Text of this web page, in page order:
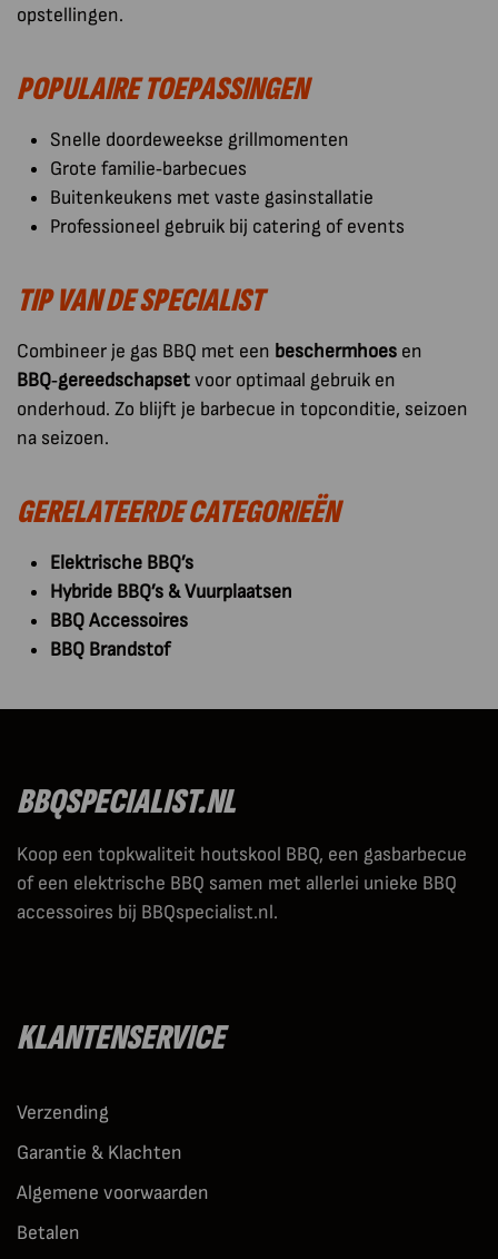
opstellingen.
POPULAIRE TOEPASSINGEN
Snelle doordeweekse grillmomenten
Grote familie‑barbecues
Buitenkeukens met vaste gasinstallatie
Professioneel gebruik bij catering of events
TIP VAN DE SPECIALIST
Combineer je gas BBQ met een beschermhoes en
BBQ‑gereedschapsetvoor optimaal gebruik en
onderhoud. Zo blijft je barbecue in topconditie, seizoen
na seizoen.
GERELATEERDE CATEGORIEËN
Elektrische BBQ’s
Hybride BBQ’s & Vuurplaatsen
BBQ Accessoires
BBQ Brandstof
BBQSPECIALIST.NL
Koop een topkwaliteit houtskool BBQ, een gasbarbecue
of een elektrische BBQ samen met allerlei unieke BBQ
accessoires bij BBQspecialist.nl.
KLANTENSERVICE
Verzending
Garantie & Klachten
Algemene voorwaarden
Betalen